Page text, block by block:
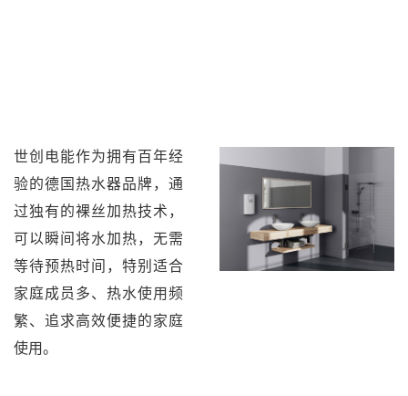
世创电能作为拥有百年经
验的德国热水器品牌，通
过独有的裸丝加热技术，
可以瞬间将水加热，无需
等待预热时间，特别适合
家庭成员多、热水使用频
繁、追求高效便捷的家庭
使用。